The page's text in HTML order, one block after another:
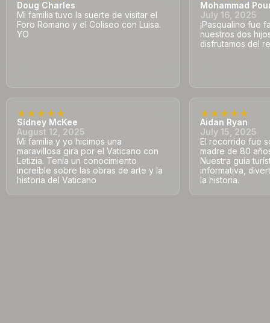
Doug Charles
Mi familia tuvo la suerte de visitar el
Foro Romano y el Coliseo con Luisa.
YO
Mohammad
July 16, 2025
¡Pasqualino fue
nuestros dos
disfrutamos del
Sídney McKee
August 12, 2025
Mi familia y yo hicimos una
maravillosa gira por el Vaticano con
Letizia. Tenía un conocimiento
increíble sobre las obras de arte y la
historia del Vaticano
Aidan Ryan
July 15, 2025
El recorrido fue
madre de 80
Nuestra guía
informativa,
la historia.